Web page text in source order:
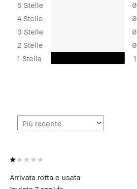
5 Stelle
0
4 Stelle
0
3 Stelle
0
2 Stelle
0
1 Stella
1
Arrivata rotta e usata